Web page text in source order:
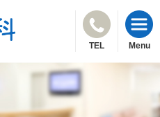
TEL Menu